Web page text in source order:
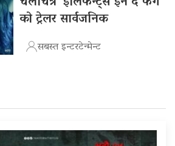
को ट्रेलर सार्वजनिक
सबस्त इन्टरटेन्मेन्ट